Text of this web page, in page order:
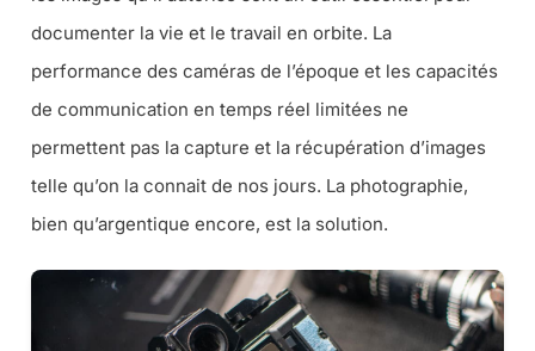
documenter la vie et le travail en orbite. La
performance des caméras de l’époque et les capacités
de communication en temps réel limitées ne
permettent pas la capture et la récupération d’images
telle qu’on la connait de nos jours. La photographie,
bien qu’argentique encore, est la solution.